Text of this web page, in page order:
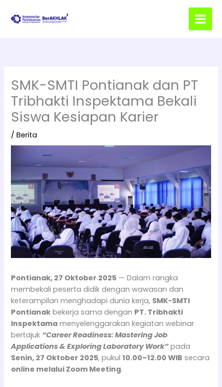
SMK-SMTI Pontianak dan PT
Tribhakti Inspektama Bekali
Siswa Kesiapan Karier
/Berita
Pontianak, 27 Oktober 2025 — Dalam rangka
membekali peserta didik dengan wawasan dan
keterampilan menghadapi dunia kerja, SMK-SMTI
Pontianak bekerja sama dengan PT. Tribhakti
Inspektama menyelenggarakan kegiatan webinar
bertajuk “Career Readiness: Mastering Job
Applications & Exploring Laboratory Work”pada
Senin, 27 Oktober 2025, pukul10.00–12.00 WIB secara
online melalui Zoom Meeting.